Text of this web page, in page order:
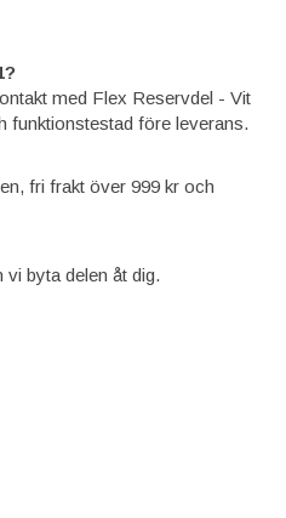
med Flex Reservdel - Vit
funktionstestad före leverans.
fri frakt över 999 kr och
byta delen åt dig.